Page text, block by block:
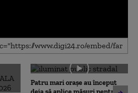
Patru mari orașe au început